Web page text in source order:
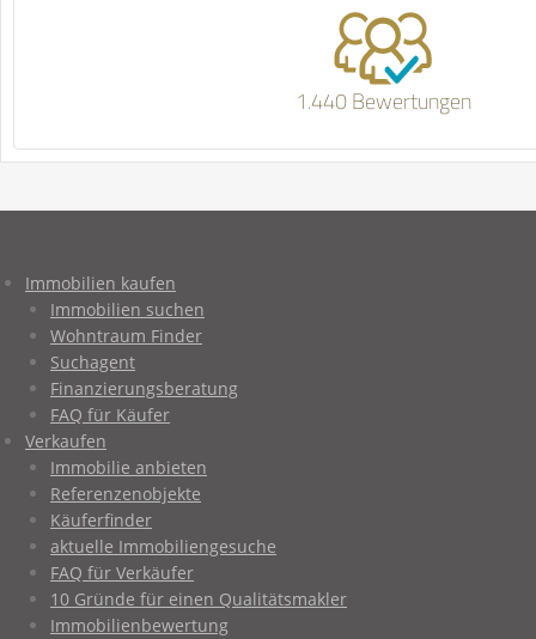
1.440 Bewertungen
Immobilien kaufen
Immobilien suchen
Wohntraum Finder
Suchagent
Finanzierungsberatung
FAQ für Käufer
Verkaufen
Immobilie anbieten
Referenzenobjekte
Käuferfinder
aktuelle Immobiliengesuche
FAQ für Verkäufer
10 Gründe für einen Qualitätsmakler
Immobilienbewertung